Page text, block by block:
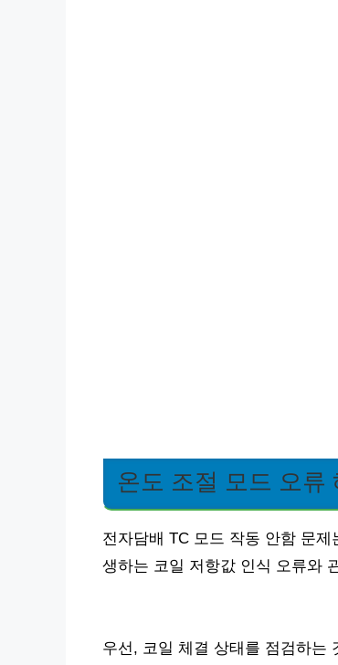
온도 조절 모드 오류
전자담배 TC 모드 작동 안함 문
생하는 코일 저항값 인식 오류와
우선, 코일 체결 상태를 점검하는